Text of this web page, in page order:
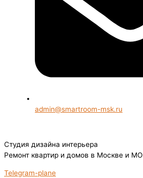
admin@smartroom-msk.ru
Студия дизайна интерьера
Ремонт квартир и домов в Москве и МО
Telegram-plane